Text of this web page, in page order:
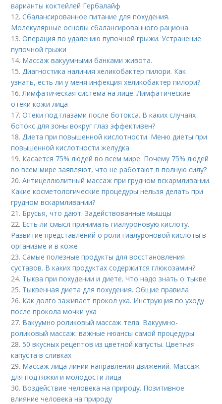
варианты коктейлей Гербалайф
12.Сбалансированное питание для похудения.
Молекулярные основы сбалансированного рациона
13.Операция по удалению пупочной грыжи. Устранение
пупочной грыжи
14. Массаж вакуумными банками живота.
15. Диагностика наличия хеликобактер пилори. Как
узнать, есть ли у меня инфекция хеликобактер пилори?
16. Лимфатическая система на лице. Лимфатические
отеки кожи лица
17.Отеки под глазами после ботокса. В каких случаях
ботокс для зоны вокруг глаз эффективен?
18. Диета при повышенной кислотности. Меню диеты при
повышенной кислотности желудка
19. Касается 75% людей во всем мире. Почему 75% людей
во всем мире заявляют, что не работают в полную силу?
20.Антицеллюлитный массаж при грудном вскармливании.
Какие косметологические процедуры нельзя делать при
грудном вскармливании?
21. Брусья, что дают. Задействованные мышцы
22. Есть ли смысл принимать гиалуроновую кислоту.
Развитие представлений о роли гиалуроновой кислоты в
организме и в коже
23.Самые полезные продукты для восстановления
суставов. В каких продуктах содержится глюкозамин?
24. Тыква при похудении и диете. Что надо знать о тыкве
25. Тыквенная диета для похудения. Общие правила
26. Как долго заживает прокол уха. Инструкция по уходу
после прокола мочки уха
27. Вакуумно роликовый массаж тела. Вакуумно-
роликовый массаж: важные нюансы самой процедуры
28. 50 вкусных рецептов из цветной капусты. Цветная
капуста в сливках
29. Массаж лица линии направления движений. Массаж
для подтяжки и молодости лица
30. Воздействие человека на природу. Позитивное
влияние человека на природу